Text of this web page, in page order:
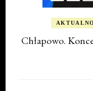
Chłapowo.